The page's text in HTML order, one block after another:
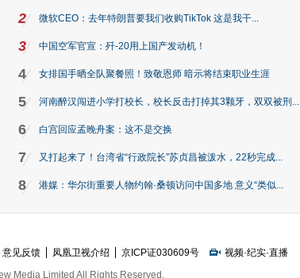
2 微软CEO：去年特朗普要我们收购TikTok 这是我干...
3 中国空军官宣：歼-20用上国产发动机！
4 女排国手晒全队聚餐照！致敬恩师 暗示将结束职业生涯
5 河南醉汉闯进小学打校长，校长反击打掉其3颗牙，双双被刑...
6 白宫回应孟晚舟案：这不是交换
7 又打起来了！台湾省“行政院长”苏贞昌被泼水，22秒完成...
8 港媒：华尔街重要人物约翰·桑顿访问中国多地 意义“类似...
意见反馈 凤凰卫视介绍 京ICP证030609号 视频·纪实·直播
Media Limited All Rights Reserved.